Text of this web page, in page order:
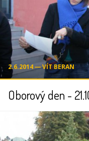
2.6.2014 ― VÍT BERAN
Oborový den -